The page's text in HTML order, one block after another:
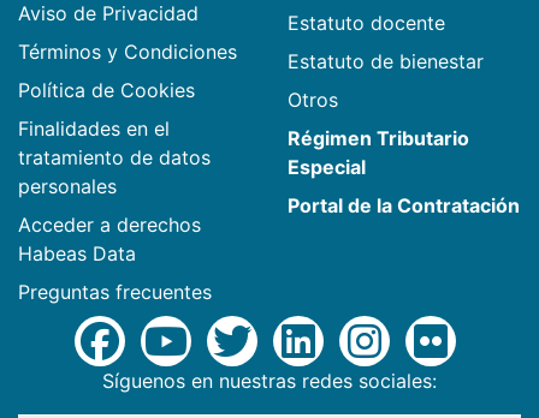
Aviso de Privacidad
Términos y Condiciones
Política de Cookies
Finalidades en el
tratamiento de datos
personales
Acceder a derechos
Habeas Data
Preguntas frecuentes
Estatuto docente
Estatuto de bienestar
Otros
Régimen Tributario
Especial
Portal de la Contratación
Síguenos en nuestras redes sociales: